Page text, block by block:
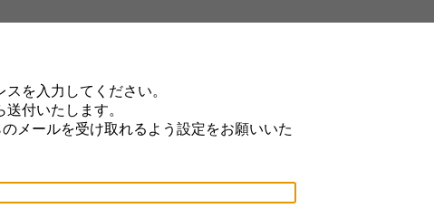
を入力してください。
付いたします。
メールを受け取れるよう設定をお願いいた